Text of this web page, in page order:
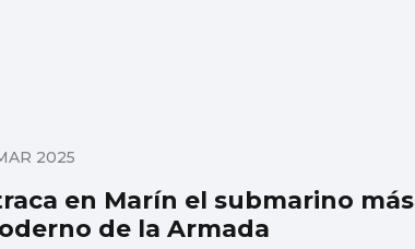
2025
en Marín el submarino más
de la Armada